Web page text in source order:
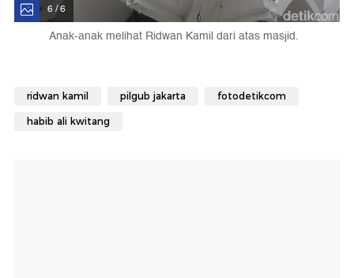
6 / 6
Anak-anak melihat Ridwan Kamil dari atas masjid.
ridwan kamil pilgub jakarta fotodetikcom
habib ali kwitang